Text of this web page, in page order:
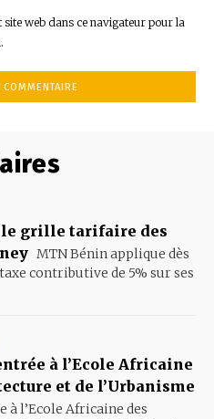
web dans ce navigateur pour la
grille tarifaire des
MTN Bénin applique dès
contributive de 5% sur ses
à l’Ecole Africaine
et de l’Urbanisme
à l’Ecole Africaine des